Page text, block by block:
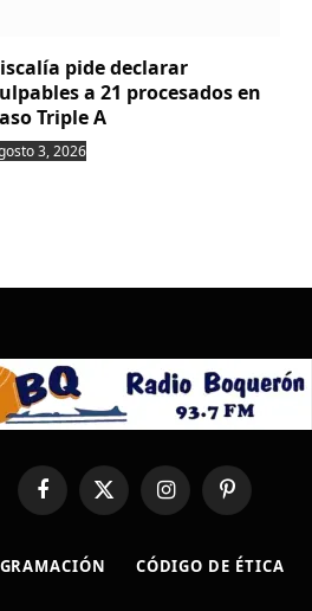
pide declarar
a 21 procesados en
Triple A
3, 2026
FacebookX
(Twitter)
InstagramPinterest
CÓDIGO DE ÉTICA